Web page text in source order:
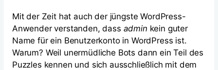
Mit der Zeit hat auch der jüngste WordPress-
Anwender verstanden, dass admin kein guter
Name für ein Benutzerkonto in WordPress ist.
Warum? Weil unermüdliche Bots dann ein Teil des
Puzzles kennen und sich ausschließlich mit dem